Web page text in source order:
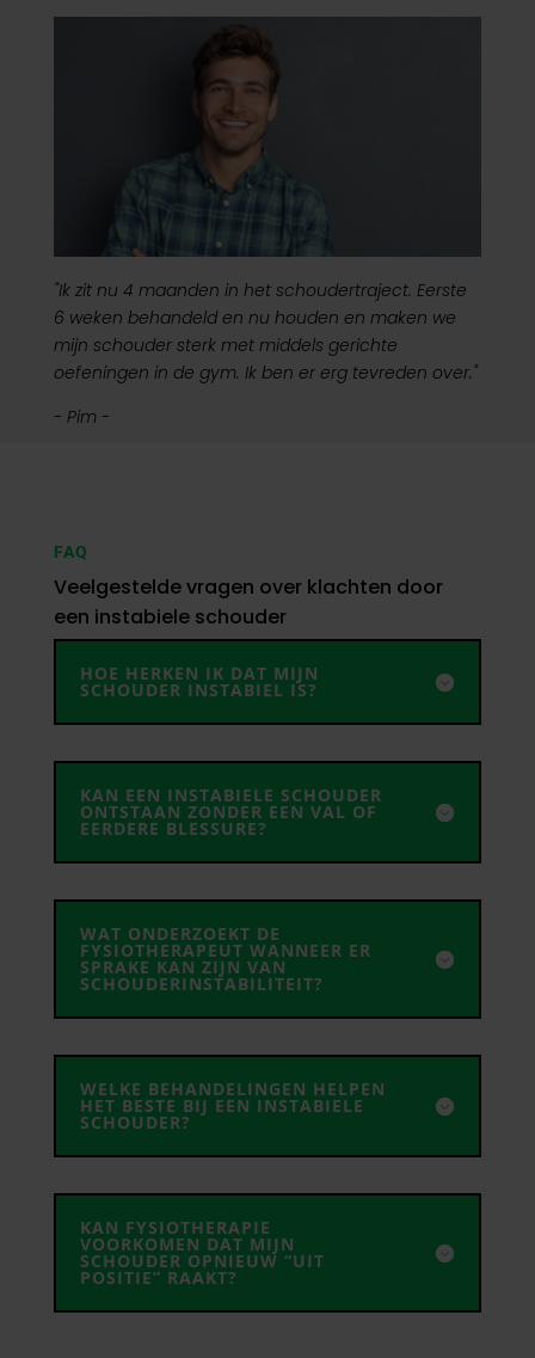
"Ik zit nu 4 maanden in het schoudertraject. Eerste
6 weken behandeld en nu houden en maken we
mijn schouder sterk met middels gerichte
oefeningen in de gym. Ik ben er erg tevreden over."
- Pim -
FAQ
Veelgestelde vragen over klachten door
een instabiele schouder
HOE HERKEN IK DAT MIJN
SCHOUDER INSTABIEL IS?
KAN EEN INSTABIELE SCHOUDER
ONTSTAAN ZONDER EEN VAL OF
EERDERE BLESSURE?
WAT ONDERZOEKT DE
FYSIOTHERAPEUT WANNEER ER
SPRAKE KAN ZIJN VAN
SCHOUDERINSTABILITEIT?
WELKE BEHANDELINGEN HELPEN
HET BESTE BIJ EEN INSTABIELE
SCHOUDER?
KAN FYSIOTHERAPIE
VOORKOMEN DAT MIJN
SCHOUDER OPNIEUW “UIT
POSITIE” RAAKT?